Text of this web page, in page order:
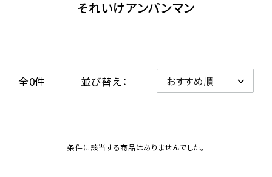
それいけアンパンマン
全0件 並び替え：
条件に該当する商品はありませんでした。